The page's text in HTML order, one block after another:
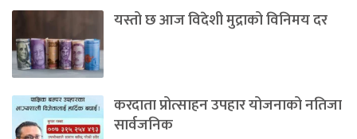
यस्तो छ आज विदेशी मुद्राको विनिमय दर
करदाता प्रोत्साहन उपहार योजनाको नतिजा
सार्वजनिक